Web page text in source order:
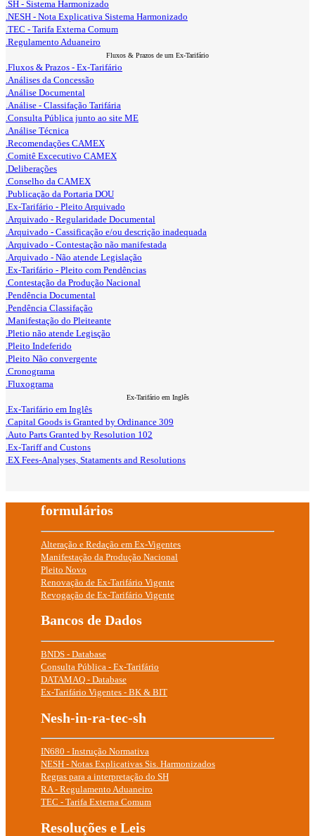
.SH - Sistema Harmonizado
.NESH - Nota Explicativa Sistema Harmonizado
.TEC - Tarifa Externa Comum
.Regulamento Aduaneiro
Fluxos & Prazos de um Ex-Tarifário
.Fluxos & Prazos - Ex-Tarifário
.Análises da Concessão
.Análise Documental
.Análise - Classifação Tarifária
.Consulta Pública junto ao site ME
.Análise Técnica
.Recomendações CAMEX
.Comitê Excecutivo CAMEX
.Deliberações
.Conselho da CAMEX
.Publicação da Portaria DOU
.Ex-Tarifário - Pleito Arquivado
.Arquivado - Regularidade Documental
.Arquivado - Cassificação e/ou descrição inadequada
.Arquivado - Contestação não manifestada
.Arquivado - Não atende Legislação
.Ex-Tarifário - Pleito com Pendências
.Contestação da Produção Nacional
.Pendência Documental
.Pendência Classifação
.Manifestação do Pleiteante
.Pletio não atende Legisção
.Pleito Indeferido
.Pleito Não convergente
.Cronograma
.Fluxograma
Ex-Tarifário em Inglês
.Ex-Tarifário em Inglês
.Capital Goods is Granted by Ordinance 309
.Auto Parts Granted by Resolution 102
.Ex-Tariff and Custons
.EX Fees-Analyses, Stataments and Resolutions
formulários
Alteração e Redação em Ex-Vigentes
Manifestação da Produção Nacional
Pleito Novo
Renovação de Ex-Tarifário Vigente
Revogação de Ex-Tarifário Vigente
Bancos de Dados
BNDS - Database
Consulta Pública - Ex-Tarifário
DATAMAQ - Database
Ex-Tarifário Vigentes - BK & BIT
Nesh-in-ra-tec-sh
IN680 - Instrução Normativa
NESH - Notas Explicativas Sis. Harmonizados
Regras para a interpretação do SH
RA - Regulamento Aduaneiro
TEC - Tarifa Externa Comum
Resoluções e Leis